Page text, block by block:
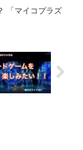
「マイコプラズ